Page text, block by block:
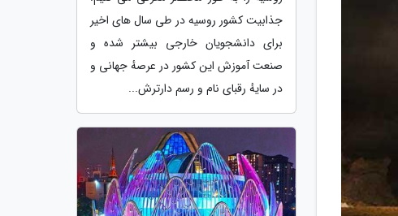
جذابیت کشور روسیه در طی سال های اخیر
برای دانشجویان خارجی بیشتر شده و
صنعت آموزش این کشور در عرصهٔ جهانی و
در سایهٔ رقبای نام و رسم دارترش...